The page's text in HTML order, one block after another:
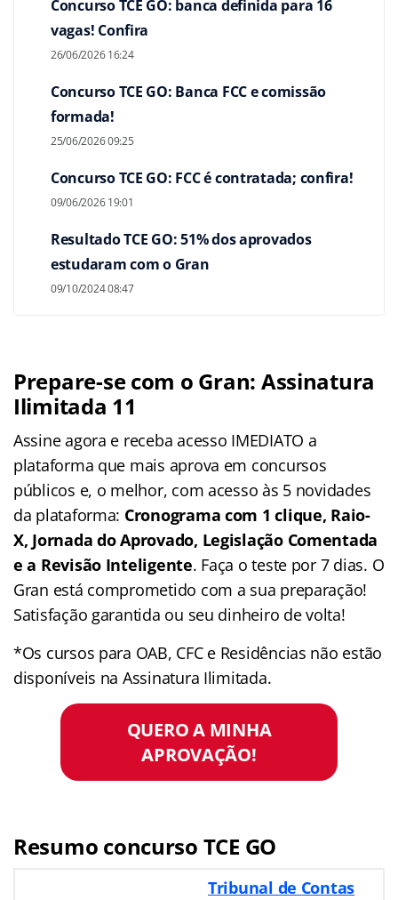
Concurso TCE GO: banca definida para 16
vagas! Confira
26/06/2026 16:24
Concurso TCE GO: Banca FCC e comissão
formada!
25/06/2026 09:25
Concurso TCE GO: FCC é contratada; confira!
09/06/2026 19:01
Resultado TCE GO: 51% dos aprovados
estudaram com o Gran
09/10/2024 08:47
Prepare-se com o Gran: Assinatura
Ilimitada 11
Assine agora e receba acesso IMEDIATO a
plataforma que mais aprova em concursos
públicos e, o melhor, com acesso às 5 novidades
da plataforma: Cronograma com 1 clique, Raio-
X, Jornada do Aprovado, Legislação Comentada
e a Revisão Inteligente. Faça o teste por 7 dias. O
Gran está comprometido com a sua preparação!
Satisfação garantida ou seu dinheiro de volta!
*Os cursos para OAB, CFC e Residências não estão
disponíveis na Assinatura Ilimitada.
QUERO A MINHA
APROVAÇÃO!
Resumo concurso TCE GO
Tribunal de Contas